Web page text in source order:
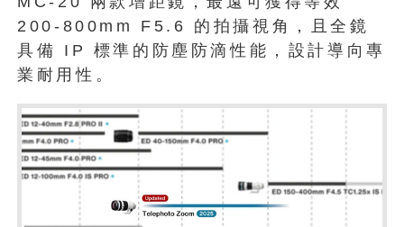
200-800mm F5.6 的拍攝視角，且全鏡
具備 IP 標準的防塵防滴性能，設計導向專
業耐用性。